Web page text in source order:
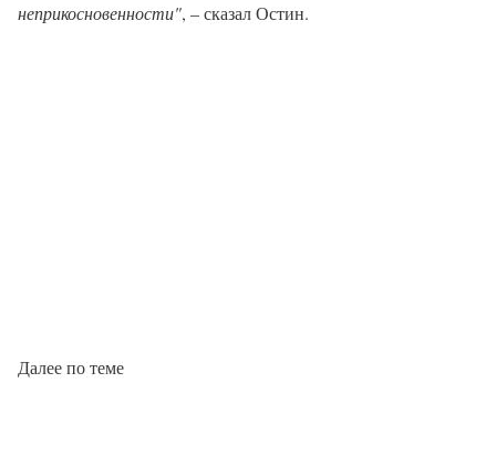
неприкосновенности", – сказал Остин.
Далее по теме